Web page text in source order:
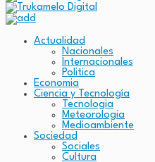
Actualidad
Nacionales
Internacionales
Politica
Economia
Ciencia y Tecnología
Tecnologia
Meteorologia
Medioambiente
Sociedad
Sociales
Cultura